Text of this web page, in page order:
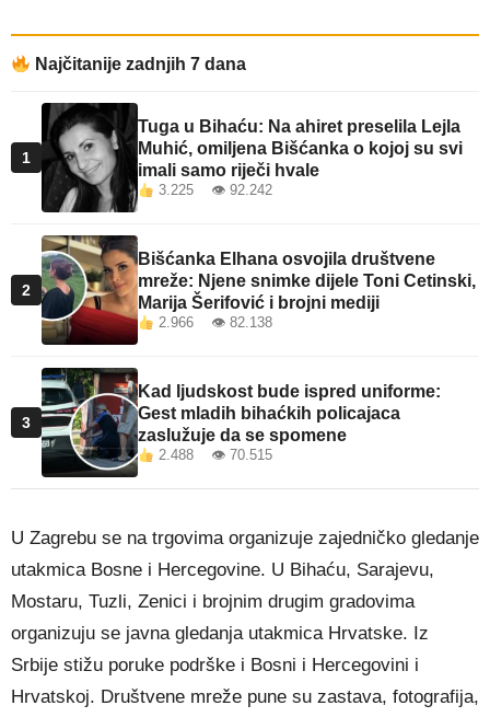
Najčitanije zadnjih 7 dana
1
Tuga u Bihaću: Na ahiret preselila Lejla
Muhić, omiljena Bišćanka o kojoj su svi
imali samo riječi hvale
3.225 👁 92.242
2
Bišćanka Elhana osvojila društvene
mreže: Njene snimke dijele Toni Cetinski,
Marija Šerifović i brojni mediji
2.966 👁 82.138
3
Kad ljudskost bude ispred uniforme:
Gest mladih bihaćkih policajaca
zaslužuje da se spomene
2.488 👁 70.515
U Zagrebu se na trgovima organizuje zajedničko gledanje
utakmica Bosne i Hercegovine. U Bihaću, Sarajevu,
Mostaru, Tuzli, Zenici i brojnim drugim gradovima
organizuju se javna gledanja utakmica Hrvatske. Iz
Srbije stižu poruke podrške i Bosni i Hercegovini i
Hrvatskoj. Društvene mreže pune su zastava, fotografija,